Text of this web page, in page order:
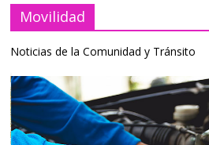
Movilidad
Noticias de la Comunidad y Tránsito